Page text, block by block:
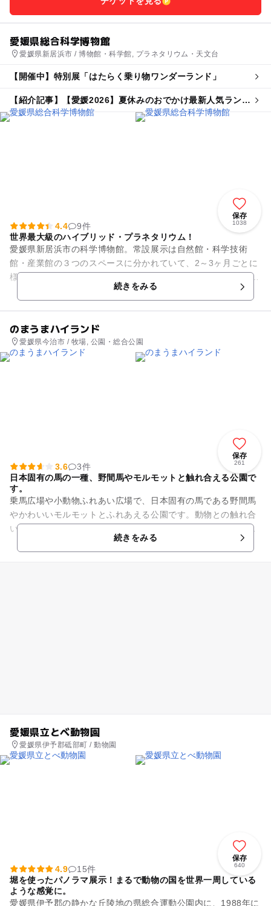
愛媛県総合科学博物館
愛媛県新居浜市 / 博物館・科学館, プラネタリウム・天文台
【開催中】特別展「はたらく乗り物ワンダーランド」
【紹介記事】【愛媛2026】夏休みのおでかけ最新人気ランキ
ングTOP10 プール・室内遊び場・体験系も
保存
1038
4.4
9件
世界最大級のハイブリッド・プラネタリウム！
愛媛県新居浜市の科学博物館。常設展示は自然館・科学技術
館・産業館の３つのスペースに分かれていて、2～3ヶ月ごとに
様々な企画展も行われています。 見どころは、世界最大級の直
続きをみる
のまうまハイランド
愛媛県今治市 / 牧場, 公園・総合公園
保存
261
3.6
3件
日本固有の馬の一種、野間馬やモルモットと触れ合える公園で
す。
乗馬広場や小動物ふれあい広場で、日本固有の馬である野間馬
やかわいいモルモットとふれあえる公園です。動物との触れ合
いを通じて、命の大切さを実感することができるのではないで
しょうか。 ほかに、まき...続きをみる
愛媛県立とべ動物園
愛媛県伊予郡砥部町 / 動物園
保存
640
4.9
15件
堀を使ったパノラマ展示！まるで動物の国を世界一周している
ような感覚に。
愛媛県伊予郡の静かな丘陵地の県総合運動公園内に、1988年に